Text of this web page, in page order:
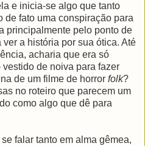
e inicia-se algo que tanto
de fato uma conspiração para
principalmente pelo ponto de
a história por sua ótica. Até
acharia que era só
de noiva para fazer
de um filme de horror folk?
no roteiro que parecem um
como algo que dê para
falar tanto em alma gêmea,